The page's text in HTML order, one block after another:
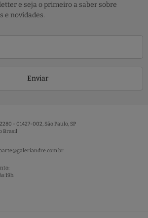
e seja o primeiro a saber sobre
e novidades.
Enviar
- 01427-002, São Paulo, SP
Brasil
19h